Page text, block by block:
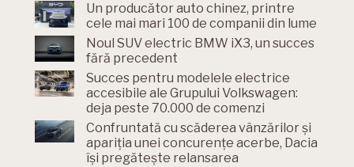
Un producător auto chinez, printre
cele mai mari 100 de companii din lume
Noul SUV electric BMW iX3, un succes
fără precedent
Succes pentru modelele electrice
accesibile ale Grupului Volkswagen:
deja peste 70.000 de comenzi
Confruntată cu scăderea vânzărilor și
apariția unei concurențe acerbe, Dacia
își pregătește relansarea